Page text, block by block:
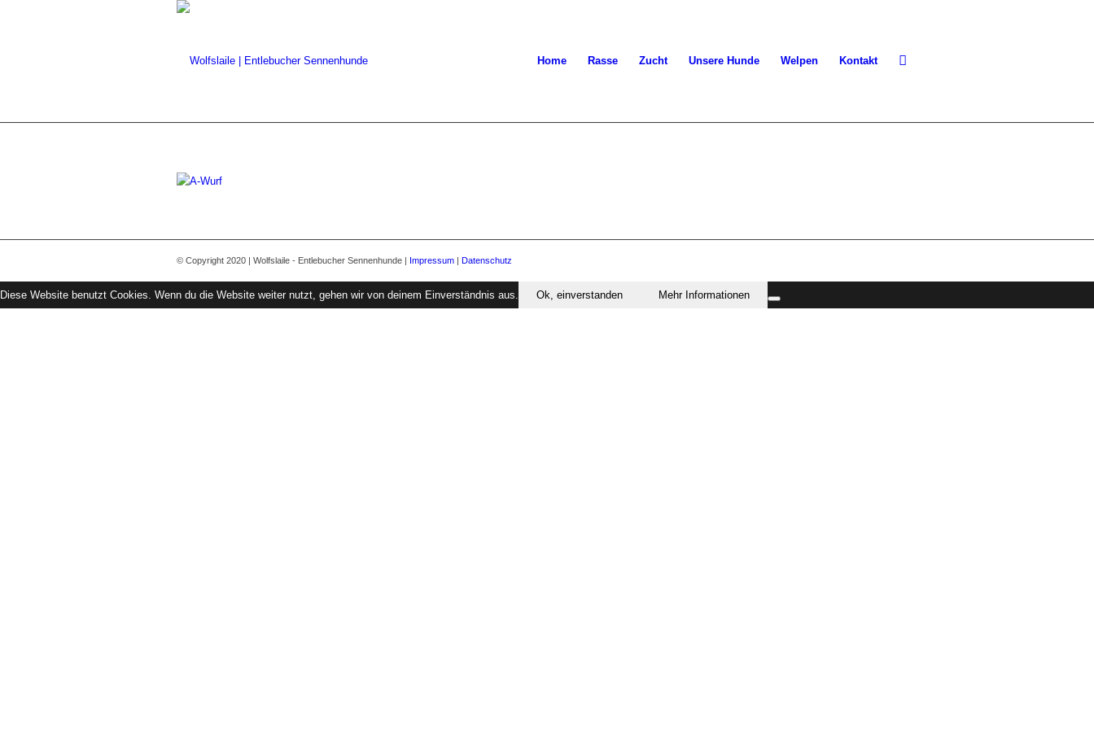
Home Rasse Zucht Unsere Hunde Welpen Kontakt
© Copyright 2020 | Wolfslaile - Entlebucher Sennenhunde | Impressum | Datenschutz
Diese Website benutzt Cookies. Wenn du die Website weiter nutzt, gehen wir von deinem Einverständnis aus. Ok, einverstanden Mehr Informationen